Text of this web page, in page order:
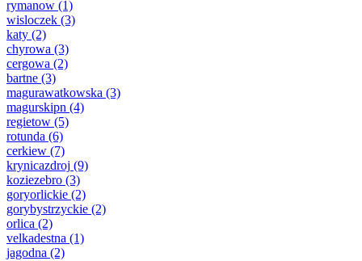
rymanow (1)
wisloczek (3)
katy (2)
chyrowa (3)
cergowa (2)
bartne (3)
magurawatkowska (3)
magurskipn (4)
regietow (5)
rotunda (6)
cerkiew (7)
krynicazdroj (9)
koziezebro (3)
goryorlickie (2)
gorybystrzyckie (2)
orlica (2)
velkadestna (1)
jagodna (2)